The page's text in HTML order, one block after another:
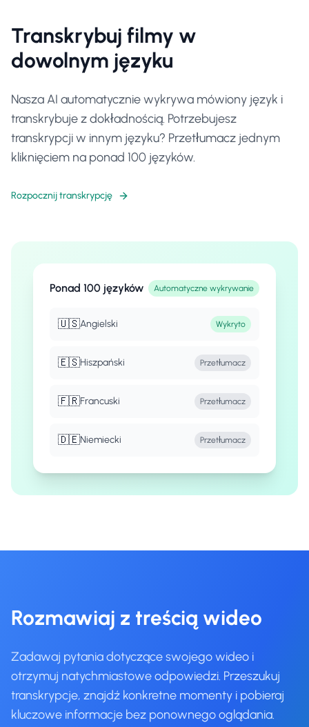
Transkrybuj filmy w
dowolnym języku
Nasza AI automatycznie wykrywa mówiony język i
transkrybuje z dokładnością. Potrzebujesz
transkrypcji w innym języku? Przetłumacz jednym
kliknięciem na ponad 100 języków.
Rozpocznij transkrypcję
Ponad 100 języków Automatyczne wykrywanie
🇺🇸Angielski Wykryto
🇪🇸Hiszpański Przetłumacz
🇫🇷Francuski Przetłumacz
🇩🇪Niemiecki Przetłumacz
Rozmawiaj z treścią wideo
Zadawaj pytania dotyczące swojego wideo i
otrzymuj natychmiastowe odpowiedzi. Przeszukuj
transkrypcje, znajdź konkretne momenty i pobieraj
kluczowe informacje bez ponownego oglądania.